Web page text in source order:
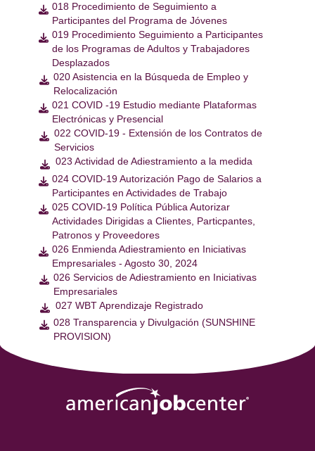
 018 Procedimiento de Seguimiento a
Participantes del Programa de Jóvenes
 019 Procedimiento Seguimiento a Participantes
de los Programas de Adultos y Trabajadores
Desplazados
 020 Asistencia en la Búsqueda de Empleo y
Relocalización
 021 COVID -19 Estudio mediante Plataformas
Electrónicas y Presencial
 022 COVID-19 - Extensión de los Contratos de
Servicios
 023 Actividad de Adiestramiento a la medida
 024 COVID-19 Autorización Pago de Salarios a
Participantes en Actividades de Trabajo
 025 COVID-19 Política Pública Autorizar
Actividades Dirigidas a Clientes, Particpantes,
Patronos y Proveedores
 026 Enmienda Adiestramiento en Iniciativas
Empresariales - Agosto 30, 2024
 026 Servicios de Adiestramiento en Iniciativas
Empresariales
 027 WBT Aprendizaje Registrado
 028 Transparencia y Divulgación (SUNSHINE
PROVISION)